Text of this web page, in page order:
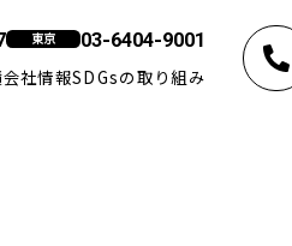
東京 03-6404-9001
会社情報SDGsの取り組み